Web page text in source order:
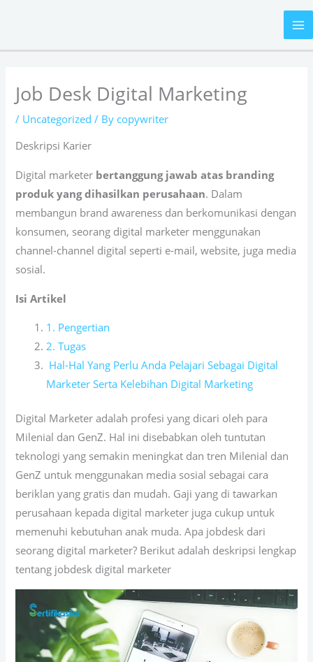
content
Job Desk Digital Marketing
/ Uncategorized / By copywriter
Deskripsi Karier
Digital marketer bertanggung jawab atas branding
produk yang dihasilkan perusahaan. Dalam
membangun brand awareness dan berkomunikasi dengan
konsumen, seorang digital marketer menggunakan
channel-channel digital seperti e-mail, website, juga media
sosial.
Isi Artikel
1. Pengertian
2. Tugas
Hal-Hal Yang Perlu Anda Pelajari Sebagai Digital
Marketer Serta Kelebihan Digital Marketing
Digital Marketer adalah profesi yang dicari oleh para
Milenial dan GenZ. Hal ini disebabkan oleh tuntutan
teknologi yang semakin meningkat dan tren Milenial dan
GenZ untuk menggunakan media sosial sebagai cara
beriklan yang gratis dan mudah. Gaji yang di tawarkan
perusahaan kepada digital marketer juga cukup untuk
memenuhi kebutuhan anak muda. Apa jobdesk dari
seorang digital marketer? Berikut adalah deskripsi lengkap
tentang jobdesk digital marketer